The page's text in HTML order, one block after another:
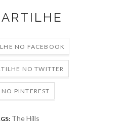
NO FACEBOOK
NO TWITTER
NO PINTEREST
The Hills